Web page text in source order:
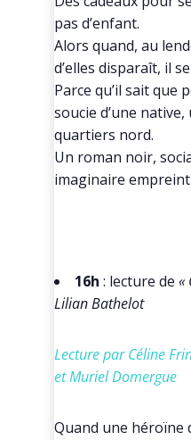
pas d’enfant.
Alors quand, au
d’elles disparaît, il
Parce qu’il sait que
soucie d’une
quartiers nord.
Un roman noir,
imaginaire
16h : lecture de «
Lilian Bathelot
Lecture par Céline
et Muriel Domergue
Quand une héroïne